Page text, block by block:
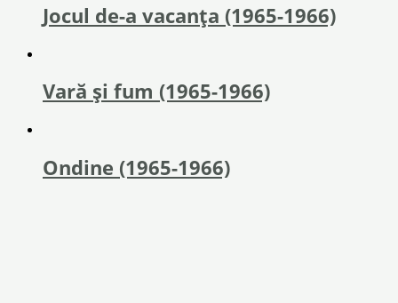
Jocul de-a vacanța (1965-1966)
Vară și fum (1965-1966)
Ondine (1965-1966)